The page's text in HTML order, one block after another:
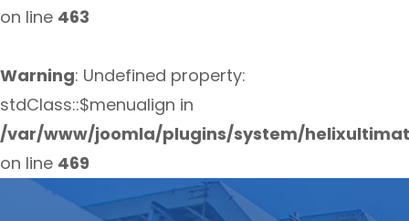
on line 463
Warning: Undefined property:
stdClass::$menualign in
/var/www/joomla/plugins/system/
on line 469